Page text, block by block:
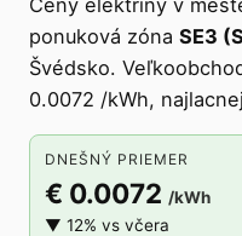
Ceny elektriny v
ponuková zóna SE3
Švédsko.
0.0072 /kWh,
DNEŠNÝ PRIEMER
€ 0.0072 /kWh
▼ 12% vs včera